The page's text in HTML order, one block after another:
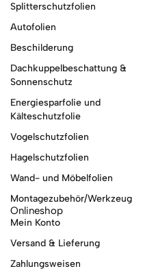
Splitterschutzfolien
Autofolien
Beschilderung
Dachkuppelbeschattung &
Sonnenschutz
Energiesparfolie und
Kälteschutzfolie
Vogelschutzfolien
Hagelschutzfolien
Wand- und Möbelfolien
Montagezubehör/Werkzeug
Onlineshop
Mein Konto
Versand & Lieferung
Zahlungsweisen